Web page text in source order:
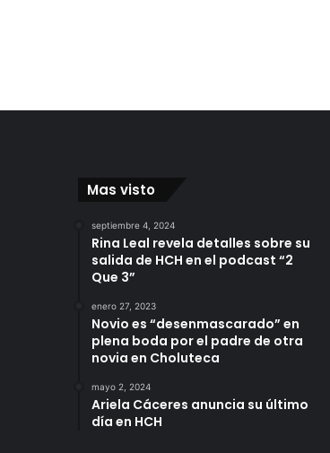
Mas visto
septiembre 4, 2024
Rina Leal revela detalles sobre su
salida de HCH en el podcast “2
Que 3”
enero 27, 2023
Novio es “desenmascarado” en
plena boda por el padre de otra
novia en Choluteca
mayo 2, 2024
Ariela Cáceres anuncia su último
día en HCH